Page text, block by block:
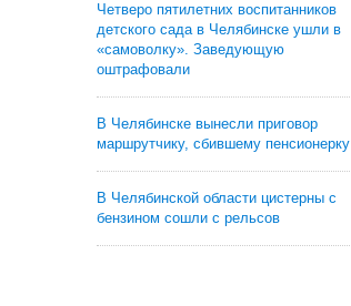
Четверо пятилетних воспитанников
детского сада в Челябинске ушли в
«самоволку». Заведующую
оштрафовали
В Челябинске вынесли приговор
маршрутчику, сбившему пенсионерку
В Челябинской области цистерны с
бензином сошли с рельсов